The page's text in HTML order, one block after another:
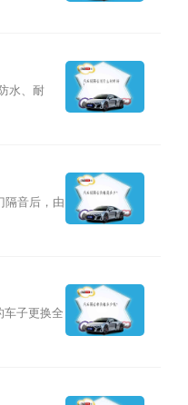
水、耐
隔音后，由
车子更换全